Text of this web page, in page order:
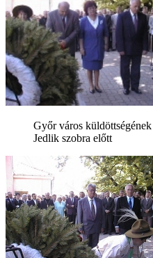
Győr város küldöttségének
Jedlik szobra előtt